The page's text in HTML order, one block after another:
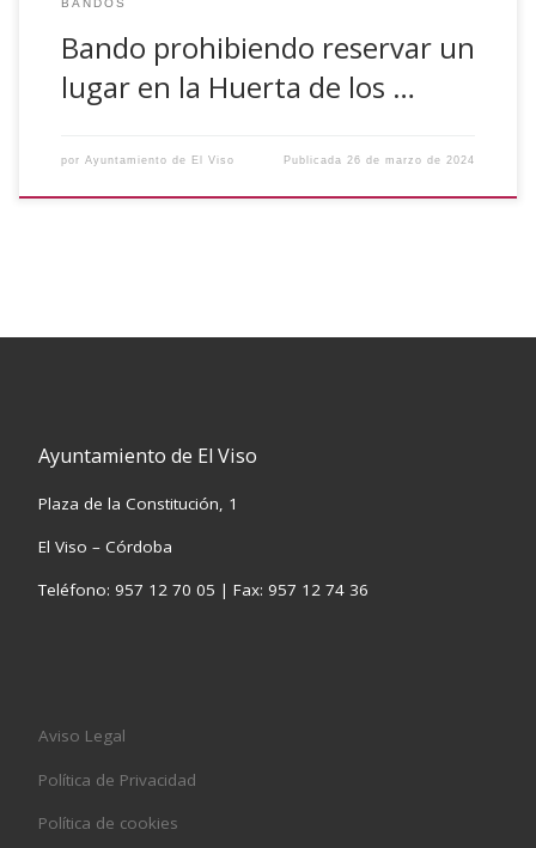
Bando prohibiendo reservar un
lugar en la Huerta de los …
por Ayuntamiento de El Viso Publicada 26 de marzo de 2024
Ayuntamiento de El Viso
Plaza de la Constitución, 1
El Viso – Córdoba
Teléfono: 957 12 70 05 | Fax: 957 12 74 36
Aviso Legal
Política de Privacidad
Política de cookies